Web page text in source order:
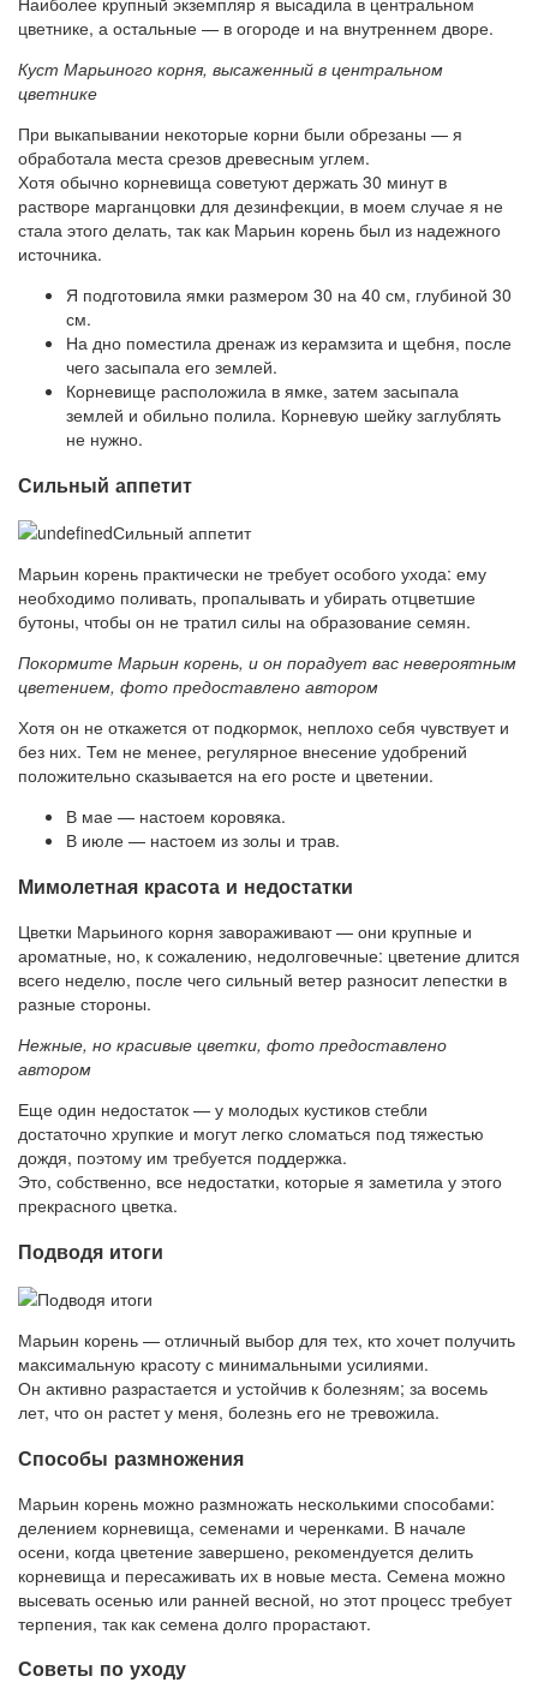
цветнике, а остальные — в огороде и на внутреннем дворе.
Куст Марьиного корня, высаженный в центральном
цветнике
При выкапывании некоторые корни были обрезаны — я
обработала места срезов древесным углем.
Хотя обычно корневища советуют держать 30 минут в
растворе марганцовки для дезинфекции, в моем случае я не
стала этого делать, так как Марьин корень был из надежного
источника.
Я подготовила ямки размером 30 на 40 см, глубиной 30
см.
На дно поместила дренаж из керамзита и щебня, после
чего засыпала его землей.
Корневище расположила в ямке, затем засыпала
землей и обильно полила. Корневую шейку заглублять
не нужно.
Сильный аппетит
Марьин корень практически не требует особого ухода: ему
необходимо поливать, пропалывать и убирать отцветшие
бутоны, чтобы он не тратил силы на образование семян.
Покормите Марьин корень, и он порадует вас невероятным
цветением, фото предоставлено автором
Хотя он не откажется от подкормок, неплохо себя чувствует и
без них. Тем не менее, регулярное внесение удобрений
положительно сказывается на его росте и цветении.
В мае — настоем коровяка.
В июле — настоем из золы и трав.
Мимолетная красота и недостатки
Цветки Марьиного корня завораживают — они крупные и
ароматные, но, к сожалению, недолговечные: цветение длится
всего неделю, после чего сильный ветер разносит лепестки в
разные стороны.
Нежные, но красивые цветки, фото предоставлено
автором
Еще один недостаток — у молодых кустиков стебли
достаточно хрупкие и могут легко сломаться под тяжестью
дождя, поэтому им требуется поддержка.
Это, собственно, все недостатки, которые я заметила у этого
прекрасного цветка.
Подводя итоги
Марьин корень — отличный выбор для тех, кто хочет получить
максимальную красоту с минимальными усилиями.
Он активно разрастается и устойчив к болезням; за восемь
лет, что он растет у меня, болезнь его не тревожила.
Способы размножения
Марьин корень можно размножать несколькими способами:
делением корневища, семенами и черенками. В начале
осени, когда цветение завершено, рекомендуется делить
корневища и пересаживать их в новые места. Семена можно
высевать осенью или ранней весной, но этот процесс требует
терпения, так как семена долго прорастают.
Советы по уходу